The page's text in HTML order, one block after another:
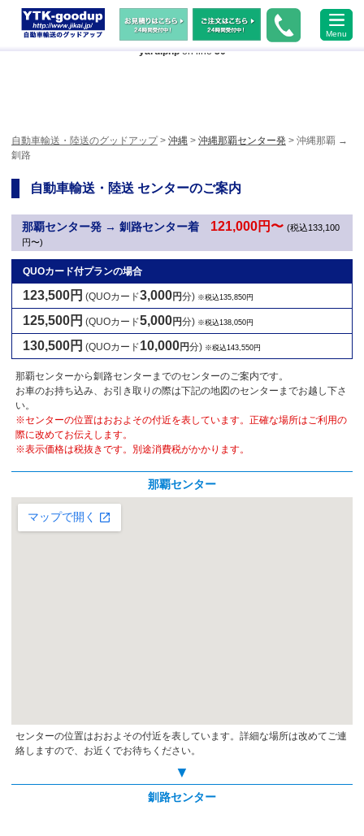
Warning: Undefined array key "HTTP_ACCEPT_LANGUAGE" in
/home/xs483473/jikai.jp/public_html/wp-content/themes/ytk2018/header-
yard.phpon line50
Menu
自動車輸送・陸送のグッドアップ> 沖縄 > 沖縄那覇センター発 > 沖縄那覇 →
釧路
自動車輸送・陸送 センターのご案内
那覇センター発 → 釧路センター着 121,000円〜 (税込133,100
円〜)
QUOカード付プランの場合
123,500円 (QUOカード3,000円分) ※税込135,850円
125,500円 (QUOカード5,000円分) ※税込138,050円
130,500円 (QUOカード10,000円分) ※税込143,550円
那覇センターから釧路センターまでのセンターのご案内です。
お車のお持ち込み、お引き取りの際は下記の地図のセンターまでお越し下さ
い。
※センターの位置はおおよその付近を表しています。正確な場所はご利用の
際に改めてお伝えします。
※表示価格は税抜きです。別途消費税がかかります。
那覇センター
センターの位置はおおよその付近を表しています。詳細な場所は改めてご連
絡しますので、お近くでお待ちください。
▼
釧路センター